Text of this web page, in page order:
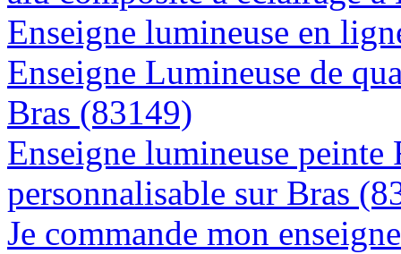
Enseigne lumineuse en
Enseigne Lumineuse de
Bras (83149)
Enseigne lumineuse
personnalisable sur Bras
Je commande mon